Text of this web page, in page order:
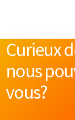
Curieux
nous
vous?